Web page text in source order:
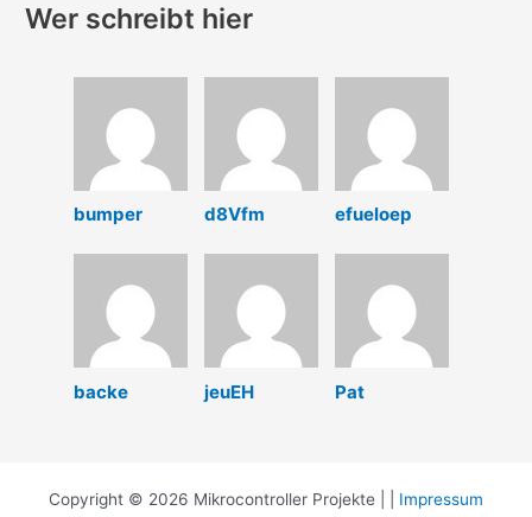
Wer schreibt hier
bumper d8Vfm efueloep
backe jeuEH Pat
Copyright © 2026 Mikrocontroller Projekte | | Impressum